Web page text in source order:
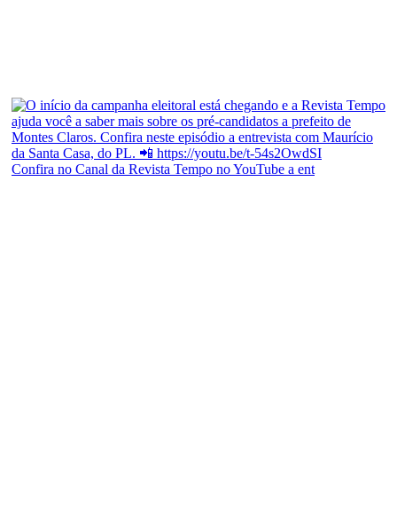
Confira no Canal da Revista Tempo no YouTube a ent